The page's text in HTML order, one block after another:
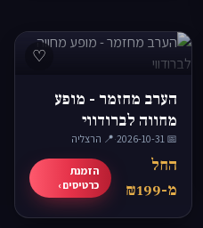
♡
הערב מחזמר - מופע
מחווה לברודווי
📅 2026-10-31
·📍 הרצליה
החל
מ-₪199
הזמנת
כרטיסים ›